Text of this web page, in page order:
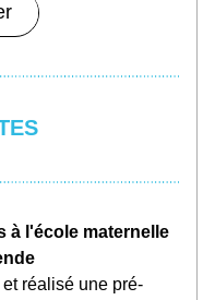
à l'école maternelle
réalisé une pré-